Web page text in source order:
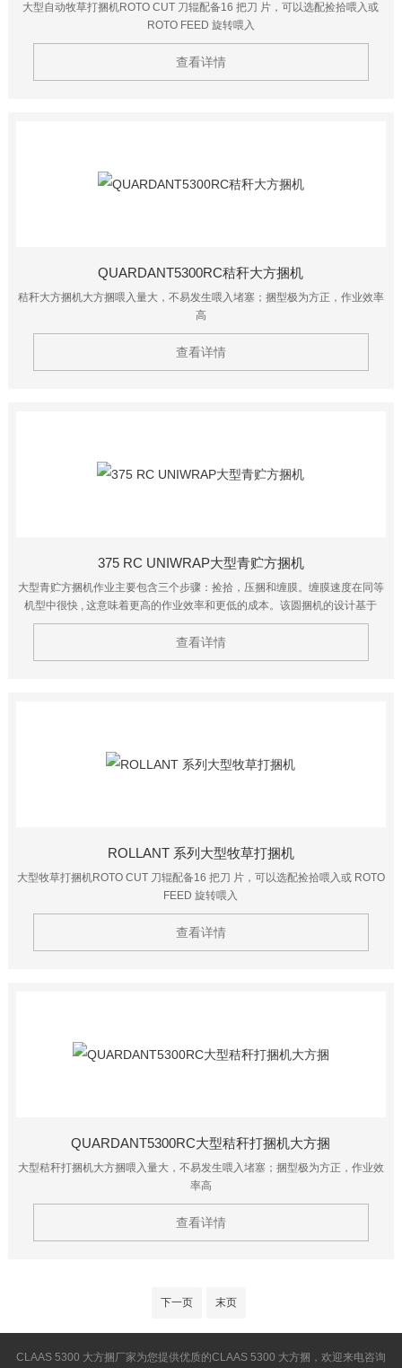
大型自动牧草打捆机ROTO CUT 刀辊配备16 把刀 片，可以选配捡拾喂入或
ROTO FEED 旋转喂入
查看详情
QUARDANT5300RC秸秆大方捆机
秸秆大方捆机大方捆喂入量大，不易发生喂入堵塞；捆型极为方正，作业效率
高
查看详情
375 RC UNIWRAP大型青贮方捆机
大型青贮方捆机作业主要包含三个步骤：捡拾，压捆和缠膜。缠膜速度在同等
机型中很快 , 这意味着更高的作业效率和更低的成本。该圆捆机的设计基于
CLAAS 的 ROLLANT 系列圆捆机，这是销量很高的圆捆机。
查看详情
ROLLANT 系列大型牧草打捆机
大型牧草打捆机ROTO CUT 刀辊配备16 把刀 片，可以选配捡拾喂入或 ROTO
FEED 旋转喂入
查看详情
QUARDANT5300RC大型秸秆打捆机大方捆
大型秸秆打捆机大方捆喂入量大，不易发生喂入堵塞；捆型极为方正，作业效
率高
查看详情
下一页 末页
CLAAS 5300 大方捆厂家为您提供优质的CLAAS 5300 大方捆，欢迎来电咨询